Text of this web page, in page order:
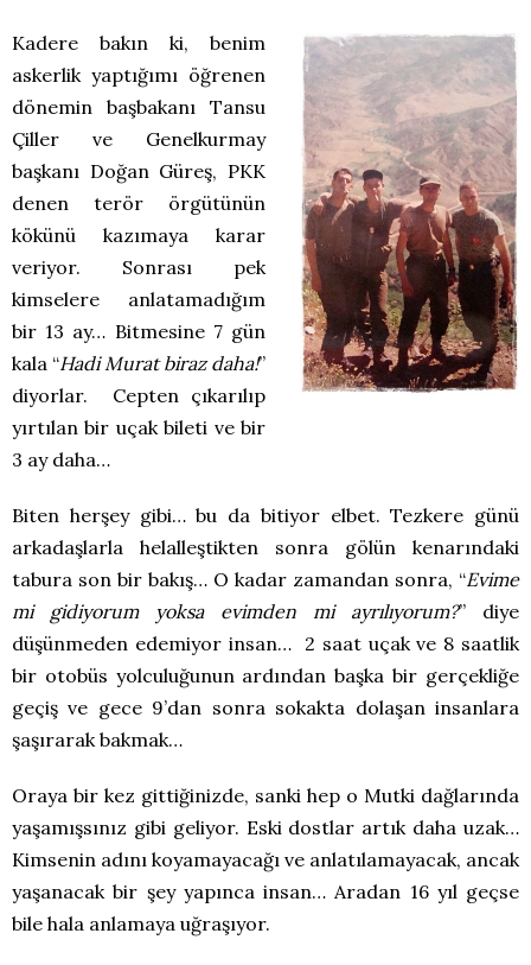
Kadere bakın ki, benim
askerlik yaptığımı öğrenen
dönemin başbakanı Tansu
Çiller ve Genelkurmay
başkanı Doğan Güreş, PKK
denen terör örgütünün
kökünü kazımaya karar
veriyor. Sonrası pek
kimselere anlatamadığım
bir 13 ay… Bitmesine 7 gün
kala “Hadi Murat biraz daha!”
diyorlar. Cepten çıkarılıp
yırtılan bir uçak bileti ve bir
3 ay daha…
Biten herşey gibi… bu da bitiyor elbet. Tezkere günü
arkadaşlarla helalleştikten sonra gölün kenarındaki
tabura son bir bakış… O kadar zamandan sonra, “Evime
mi gidiyorum yoksa evimden mi ayrılıyorum?” diye
düşünmeden edemiyor insan… 2 saat uçak ve 8 saatlik
bir otobüs yolculuğunun ardından başka bir gerçekliğe
geçiş ve gece 9’dan sonra sokakta dolaşan insanlara
şaşırarak bakmak…
Oraya bir kez gittiğinizde, sanki hep o Mutki dağlarında
yaşamışsınız gibi geliyor. Eski dostlar artık daha uzak…
Kimsenin adını koyamayacağı ve anlatılamayacak, ancak
yaşanacak bir şey yapınca insan… Aradan 16 yıl geçse
bile hala anlamaya uğraşıyor.